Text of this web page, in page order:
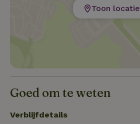
Toon locatie
Goed om te weten
Verblijfdetails